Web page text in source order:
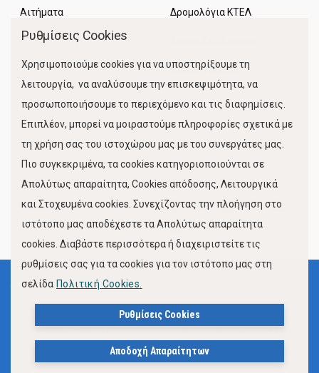
Αιτήματα Δρομολόγια ΚΤΕΛ
Κίνηση Λιμένος
FOLLOW US
Όροι Χρήσης
Πολιτική Προστασίας Προσωπικών Δεδομένων
Πολιτική Cookies
Ρυθμίσεις Cookies
Χρησιμοποιούμε cookies για να υποστηρίξουμε τη
λειτουργία, να αναλύσουμε την επισκεψιμότητα, να
προσωποποιήσουμε το περιεχόμενο και τις διαφημίσεις.
Επιπλέον, μπορεί να μοιραστούμε πληροφορίες σχετικά με
τη χρήση σας του ιστοχώρου μας με του συνεργάτες μας.
Πιο συγκεκριμένα, τα cookies κατηγοριοποιούνται σε
Απολύτως απαραίτητα, Cookies απόδοσης, Λειτουργικά
και Στοχευμένα cookies. Συνεχίζοντας την πλοήγηση στο
ιστότοπο μας αποδέχεστε τα Απολύτως απαραίτητα
cookies. Διαβάστε περισσότερα ή διαχειριστείτε τις
ρυθμίσεις σας για τα cookies για τον ιστότοπο μας στη
σελίδα Πολιτική Cookies.
Ρυθμίσεις Cookies
Αποδοχή Απαραίτητων